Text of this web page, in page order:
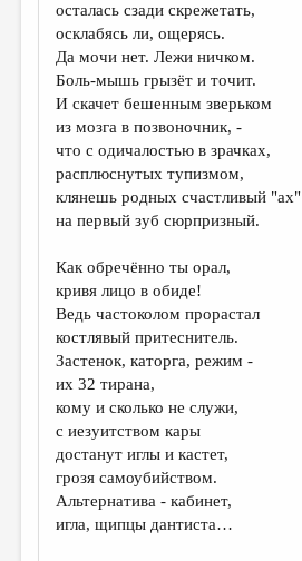
КНИЖНАЯ ПОЛКА
ОБЗОР ЛИТЕРАТУРЫ
СТРАНИЦЫ ПАМЯТИ
ОБЪЯВЛЕНИЯ
РЕДКОЛЛЕГИЯ
ОТ РЕДАКЦИИ
МАЛАЯ ПРОЗА
ЭССЕИСТИКА
ЛИТЕРАТУРОВЕДЕНИЕ
КУЛЬТУРОВЕДЕНИЕ
ПУБЛИЦИСТИКА
РЕЦЕНЗИРОВАНИЕ
ЦИКЛЫ ПУБЛИКАЦИЙ
осталась сзади скрежетать,
осклабясь ли, ощерясь.
Да мочи нет. Лежи ничком.
Боль-мышь грызёт и точит.
И скачет бешенным зверьком
из мозга в позвоночник, -
что с одичалостью в зрачках,
расплюснутых тупизмом,
клянешь родных счастливый "ах"
на первый зуб сюрпризный.
Как обречённо ты орал,
кривя лицо в обиде!
Ведь частоколом прорастал
костлявый притеснитель.
Застенок, каторга, режим -
их 32 тирана,
кому и сколько не служи,
с иезуитством кары
достанут иглы и кастет,
грозя самоубийством.
Альтернатива - кабинет,
игла, щипцы дантиста…